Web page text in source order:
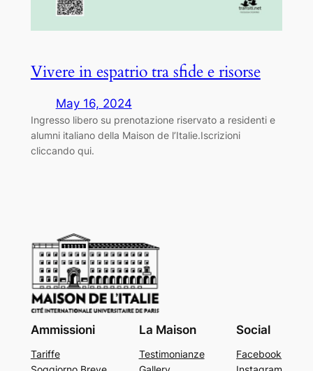
Vivere in espatrio tra sfide e risorse
May 16, 2024
Ingresso libero su prenotazione riservato a residenti e
alumni italiano della Maison de l’Italie.Iscrizioni
cliccando qui.
Ammissioni
Tariffe
La Maison
Testimonianze
Social
Facebook